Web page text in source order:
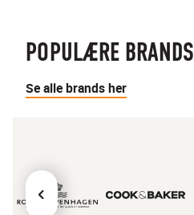
POPULÆRE BRANDS
Se alle brands her